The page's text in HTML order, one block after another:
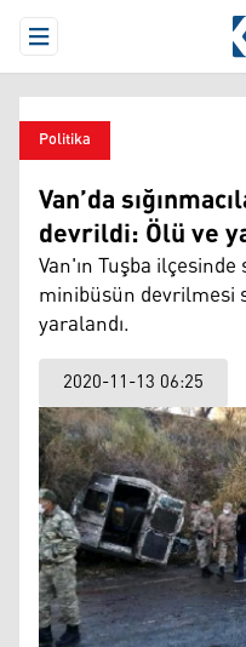
Open Menu
Politika
Van’da
devrildi: Ölü ve
Van'ın Tuşba ilçesinde
minibüsün devrilmesi
yaralandı.
2020-11-13 06:25